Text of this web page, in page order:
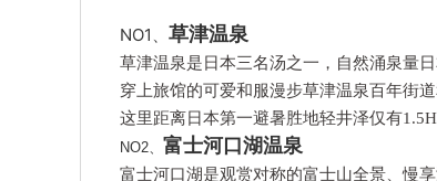
NO1、 草津温泉
草津温泉是日本三名汤之一，自然涌泉量日
穿上旅馆的可爱和服漫步草津温泉百年街
这里距离日本第一避暑胜地轻井泽仅有
NO2、 富士河口湖温泉
富士河口湖是观赏对称的富士山全景、慢享